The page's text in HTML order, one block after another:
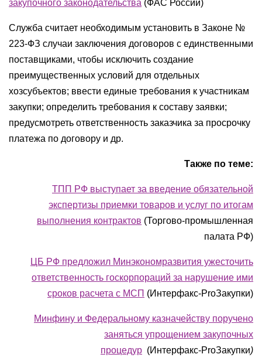
закупочного законодательства (ФАС России)
Служба считает необходимым установить в Законе №
223-ФЗ случаи заключения договоров с единственными
поставщиками, чтобы исключить создание
преимущественных условий для отдельных
хозсубъектов; ввести единые требования к участникам
закупки; определить требования к составу заявки;
предусмотреть ответственность заказчика за просрочку
платежа по договору и др.
Также по теме:
ТПП РФ выступает за введение обязательной
экспертизы приемки товаров и услуг по итогам
выполнения контрактов (Торгово-промышленная
палата РФ)
ЦБ РФ предложил Минэкономразвития ужесточить
ответственность госкорпораций за нарушение ими
сроков расчета с МСП (Интерфакс-ProЗакупки)
Минфину и Федеральному казначейству поручено
заняться упрощением закупочных
процедур (Интерфакс-ProЗакупки)